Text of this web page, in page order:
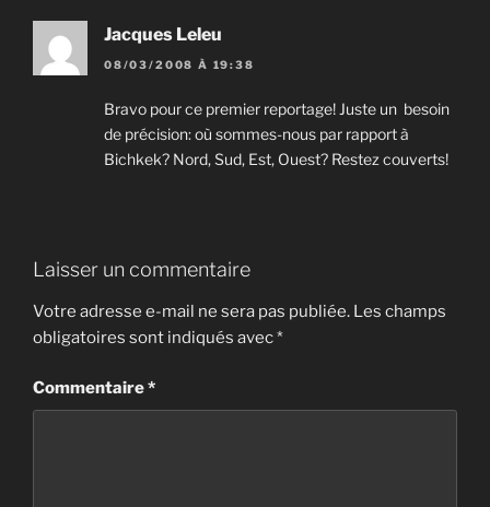
Jacques Leleu
08/03/2008 À 19:38
Bravo pour ce premier reportage! Juste un besoin
de précision: où sommes-nous par rapport à
Bichkek? Nord, Sud, Est, Ouest? Restez couverts!
Laisser un commentaire
Votre adresse e-mail ne sera pas publiée. Les champs
obligatoires sont indiqués avec*
Commentaire*